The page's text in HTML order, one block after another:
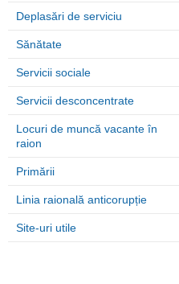
Deplasări de serviciu
Sănătate
Servicii sociale
Servicii desconcentrate
Locuri de muncă vacante în
raion
Primării
Linia raională anticorupție
Site-uri utile